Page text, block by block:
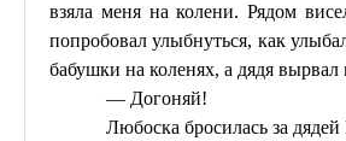
взяла меня на колени. Рядом
попробовал улыбнуться, как
бабушки на коленях, а дядя вырвал
— Догоняй!
Любоска бросилась за дядей